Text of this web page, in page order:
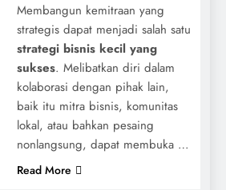
Membangun kemitraan yang
strategis dapat menjadi salah satu
strategi bisnis kecil yang
sukses. Melibatkan diri dalam
kolaborasi dengan pihak lain,
baik itu mitra bisnis, komunitas
lokal, atau bahkan pesaing
nonlangsung, dapat membuka …
Read More